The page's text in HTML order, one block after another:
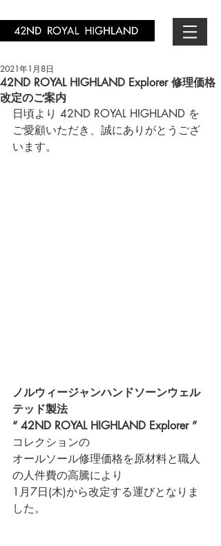
42ND ROYAL HIGHLAND Explorer 修理価格
改定のご案内
2021年1月8日
日頃より 42ND ROYAL HIGHLAND を
ご愛顧いただき、誠にありがとうござ
います。
ノルウィージャンハンドソーンウェル
テッド製法
“ 42ND ROYAL HIGHLAND Explorer ”
コレクションの
オールソール修理価格を原材料と職人
の人件費の高騰により
1月7日(木)から改定する運びとなりま
した。